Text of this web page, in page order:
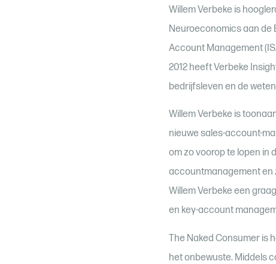
Willem Verbeke is
Neuroeconomics aan de
Account Management
2012 heeft Verbeke
bedrijfsleven en de
Willem Verbeke is
nieuwe sales-account-
om zo voorop te lopen in
accountmanagement en
Willem Verbeke een
en key-account
The Naked Consumer is
het onbewuste. Middels